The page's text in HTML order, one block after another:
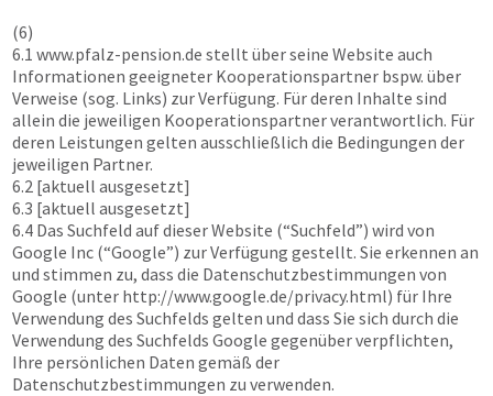
(6)
6.1 www.pfalz-pension.de stellt über seine Website auch
Informationen geeigneter Kooperationspartner bspw. über
Verweise (sog. Links) zur Verfügung. Für deren Inhalte sind
allein die jeweiligen Kooperationspartner verantwortlich. Für
deren Leistungen gelten ausschließlich die Bedingungen der
jeweiligen Partner.
6.2 [aktuell ausgesetzt]
6.3 [aktuell ausgesetzt]
6.4 Das Suchfeld auf dieser Website (“Suchfeld”) wird von
Google Inc (“Google”) zur Verfügung gestellt. Sie erkennen an
und stimmen zu, dass die Datenschutzbestimmungen von
Google (unter http://www.google.de/privacy.html) für Ihre
Verwendung des Suchfelds gelten und dass Sie sich durch die
Verwendung des Suchfelds Google gegenüber verpflichten,
Ihre persönlichen Daten gemäß der
Datenschutzbestimmungen zu verwenden.